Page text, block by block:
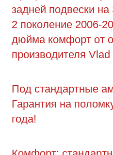
задней подвески
2 поколение 2006-
дюйма комфорт от
производителя
Под стандартные
Гарантия на
года!